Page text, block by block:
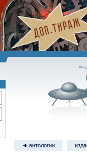
◄ антологии